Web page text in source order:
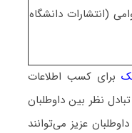
(انتشارات دانشگاه
برای کسب اطلاعات
نظر بین داوطلبان
عزیز می‌توانند